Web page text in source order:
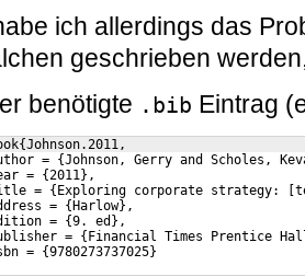
ich allerdings das
geschrieben
benötigte .bib Eintrag
= {Johnson, Gerry and Scholes,
= {2011},
= {Exploring corporate strategy:
= {Harlow},
= {9. ed},
= {Financial Times Prentice
= {9780273737025}